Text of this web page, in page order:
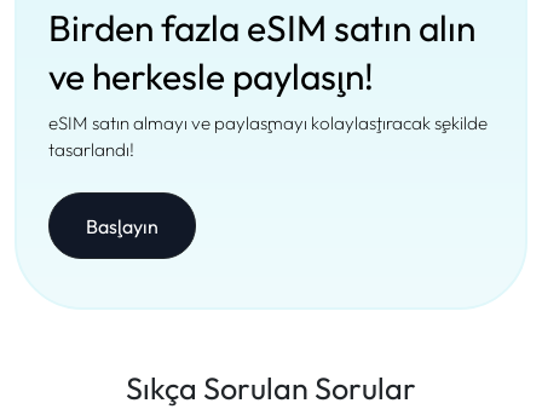
Birden fazla eSIM satın alın
ve herkesle paylaşın!
eSIM satın almayı ve paylaşmayı kolaylaştıracak şekilde
tasarlandı!
Başlayın
Sıkça Sorulan Sorular